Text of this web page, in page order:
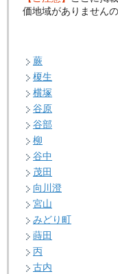
価地域がありません
蕨
榎生
横塚
谷原
谷部
柳
谷中
茂田
向川澄
宮山
みどり町
蒔田
丙
古内